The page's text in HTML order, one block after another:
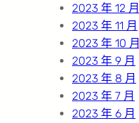
2023 年 12 月
2023 年 11 月
2023 年 10 月
2023 年 9 月
2023 年 8 月
2023 年 7 月
2023 年 6 月